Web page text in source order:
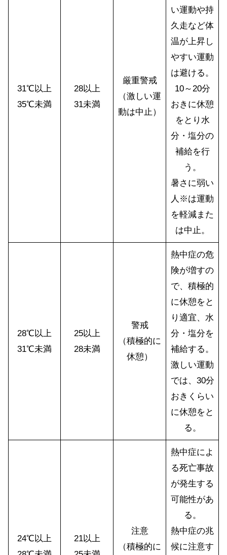
31℃以上
35℃未満
28以上
31未満
厳重警戒
（激しい運
動は中止）
い運動や持
久走など体
温が上昇し
やすい運動
は避ける。
10～20分
おきに休憩
をとり水
分・塩分の
補給を行
う。
暑さに弱い
人※は運動
を軽減また
は中止。
28℃以上
31℃未満
25以上
28未満
警戒
（積極的に
休憩）
熱中症の危
険が増すの
で、積極的
に休憩をと
り適宜、水
分・塩分を
補給する。
激しい運動
では、30分
おきくらい
に休憩をと
る。
24℃以上
21以上
注意
（積極的に
熱中症によ
る死亡事故
が発生する
可能性があ
る。
熱中症の兆
候に注意す